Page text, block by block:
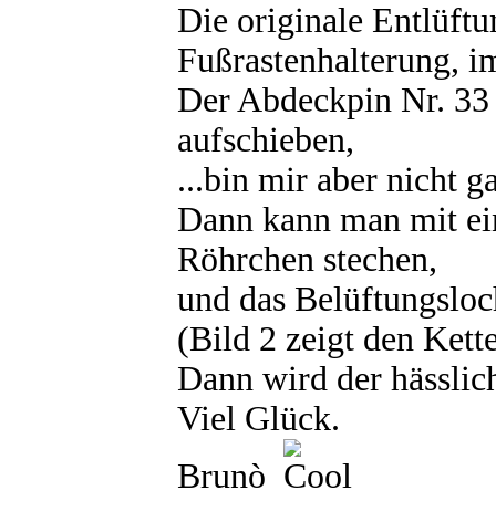
Die originale
Fußrastenhalterung,
Der Abdeckpin Nr.
aufschieben,
...bin mir aber nicht
Dann kann man mit
Röhrchen stechen,
und das
(Bild 2 zeigt den
Dann wird der
Viel Glück.
Brunò